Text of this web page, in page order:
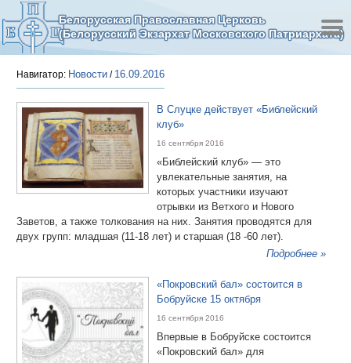
Белорусская Православная Церковь
(Белорусский Экзархат Московского Патриархата)
Навигатор: Новости / 16.09.2016
В Слуцке действует «Библейский
клуб»
16 сентября 2016
«Библейский клуб» — это
увлекательные занятия, на
которых участники изучают
отрывки из Ветхого и Нового
Заветов, а также толкования на них. Занятия проводятся для
двух групп: младшая (11-18 лет) и старшая (18 -60 лет).
Подробнее »
«Покровский бал» состоится в
Бобруйске 15 октября
16 сентября 2016
Впервые в Бобруйске состоится
«Покровский бал» для